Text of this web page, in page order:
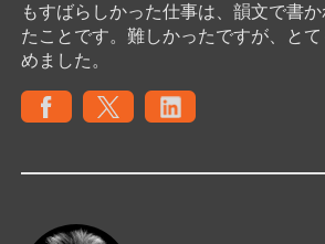
もすばらしかった仕事は、韻文で書
たことです。難しかったですが、と
めました。